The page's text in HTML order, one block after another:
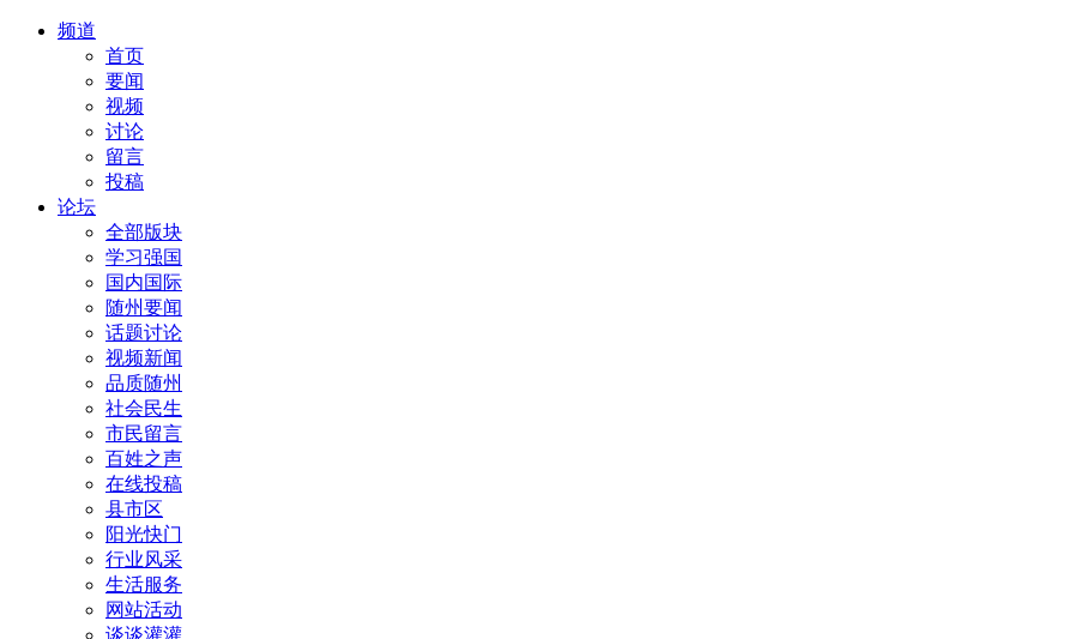
频道
首页
要闻
视频
讨论
留言
投稿
论坛
全部版块
学习强国
国内国际
随州要闻
话题讨论
视频新闻
品质随州
社会民生
市民留言
百姓之声
在线投稿
县市区
阳光快门
行业风采
生活服务
网站活动
谈谈灌灌